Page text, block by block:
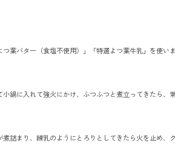
つ葉バター（食塩不使用）」「特選よつ葉牛乳」を使い
小鍋に入れて強火にかけ、ふつふつと煮立ってきたら、
詰まり、練乳のようにとろりとしてきたら火を止め、